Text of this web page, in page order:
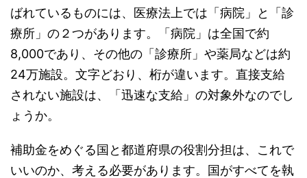
ばれているものには、医療法上では「病院」と「診
療所」の２つがあります。「病院」は全国で約
8,000であり、その他の「診療所」や薬局などは約
24万施設。文字どおり、桁が違います。直接支給
されない施設は、「迅速な支給」の対象外なのでし
ょうか。
補助金をめぐる国と都道府県の役割分担は、これで
いいのか、考える必要があります。国がすべてを執